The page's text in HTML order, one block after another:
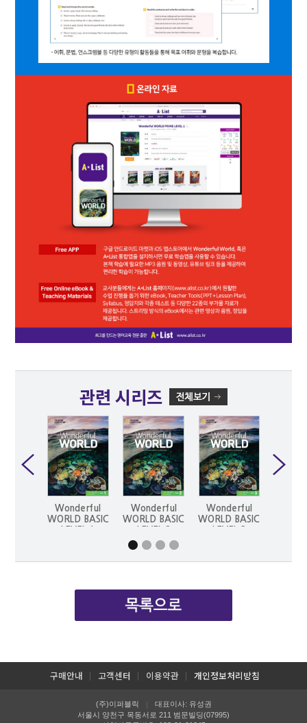
관련 시리즈
Wonderful
WORLD BASIC
Wonderful
WORLD BASIC
Wonderful
WORLD BASIC
구매안내 고객센터 이용약관 개인정보처리방침
(주)이퍼블릭 |
대표이사: 유성권
서울시 양천구 목동서로 211 범문빌딩(07995)